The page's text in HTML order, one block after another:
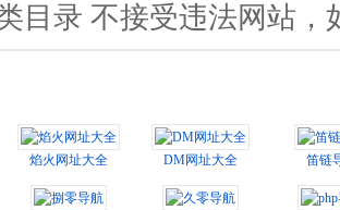
目录 不接受违法网站
焰火网址大全 DM网址大全 笛链